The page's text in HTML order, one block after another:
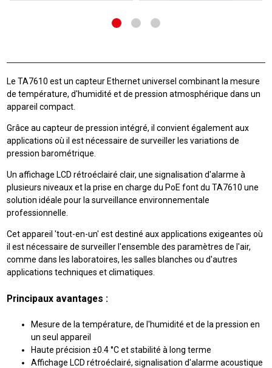
Le TA7610 est un capteur Ethernet universel combinant la mesure
de température, d'humidité et de pression atmosphérique dans un
appareil compact.
Grâce au capteur de pression intégré, il convient également aux
applications où il est nécessaire de surveiller les variations de
pression barométrique.
Un affichage LCD rétroéclairé clair, une signalisation d'alarme à
plusieurs niveaux et la prise en charge du PoE font du TA7610 une
solution idéale pour la surveillance environnementale
professionnelle.
Cet appareil 'tout-en-un' est destiné aux applications exigeantes où
il est nécessaire de surveiller l'ensemble des paramètres de l'air,
comme dans les laboratoires, les salles blanches ou d'autres
applications techniques et climatiques.
Principaux avantages :
Mesure de la température, de l'humidité et de la pression en
un seul appareil
Haute précision ±0.4 °C et stabilité à long terme
Affichage LCD rétroéclairé, signalisation d'alarme acoustique